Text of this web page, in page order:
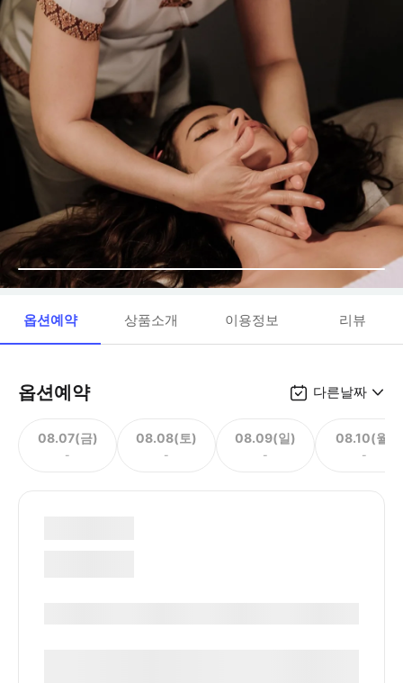
옵션예약 상품소개 이용정보 리뷰
옵션예약 다른날짜
08.07(금)
-
08.08(토)
-
08.09(일)
-
08.10(월)
-